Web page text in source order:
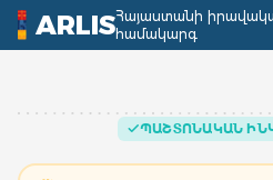
ARLISՀայաստանի
համակարգ
ՊԱՇՏՈՆԱԿԱՆ